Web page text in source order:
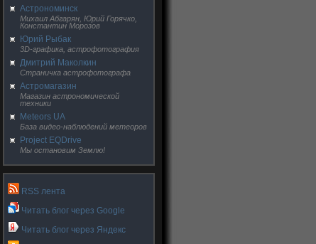
Астрономинск
Михаил Абгарян, Юрий Горячко,
Константин Морозов
Юрий Рыбак
3D-графика, астрофотография
Дмитрий Маколкин
Страничка астрофотографа
Астромагазин
Магазин астрономической
техники
Meteors UA
База видео-наблюдений метеоров
Project EQDrive
Мы остановим Землю!
RSS лента
Читать блог через Google
Читать блог через Яндекс